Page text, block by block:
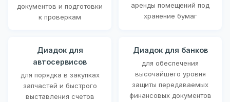
документов и подготовки
к проверкам
аренды помещений под
хранение бумаг
Диадок для
автосервисов
для порядка в закупках
запчастей и быстрого
выставления счетов
Диадок для банков
для обеспечения
высочайшего уровня
защиты передаваемых
финансовых документов